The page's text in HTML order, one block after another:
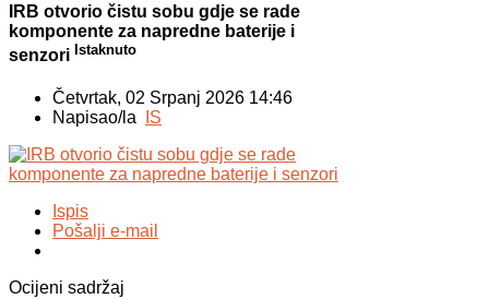
IRB otvorio čistu sobu gdje se rade
komponente za napredne baterije i
senzori Istaknuto
Četvrtak, 02 Srpanj 2026 14:46
Napisao/la
IS
Ispis
Pošalji e-mail
Ocijeni sadržaj